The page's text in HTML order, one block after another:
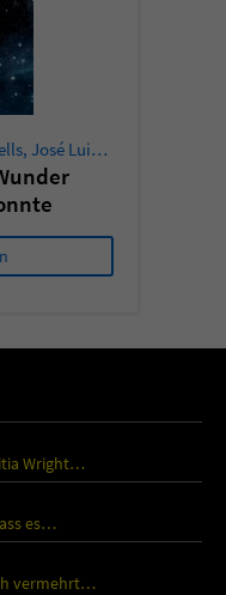
, José Luis Munuera
Wright…
es…
vermehrt…